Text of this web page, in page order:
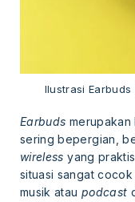
Ilustrasi
Earbuds
sering bepergian,
wireless yang
situasi sangat
musik atau podcast